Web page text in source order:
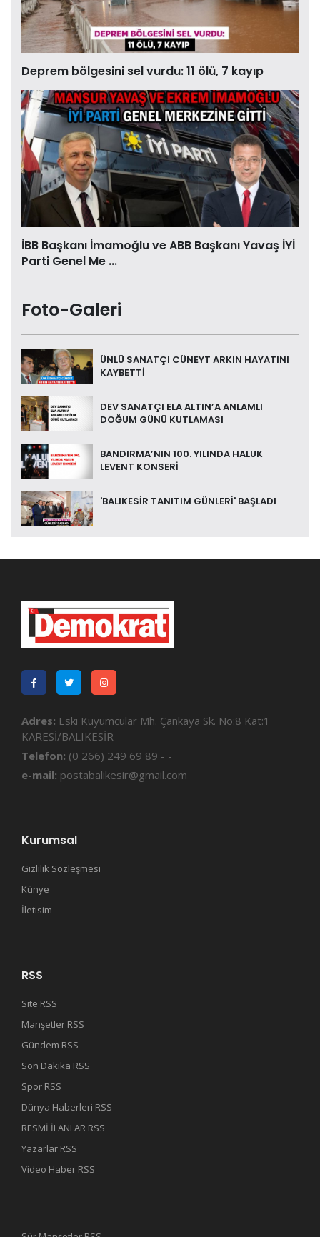
Deprem bölgesini sel vurdu: 11 ölü, 7 kayıp
İBB Başkanı İmamoğlu ve ABB Başkanı Yavaş İYİ
Parti Genel Me ...
Foto-Galeri
ÜNLÜ SANATÇI CÜNEYT ARKIN HAYATINI
KAYBETTİ
DEV SANATÇI ELA ALTIN’A ANLAMLI
DOĞUM GÜNÜ KUTLAMASI
BANDIRMA’NIN 100. YILINDA HALUK
LEVENT KONSERİ
'BALIKESİR TANITIM GÜNLERİ' BAŞLADI
Adres: Eski Kuyumcular Mh. Çankaya Sk. No:8 Kat:1
KARESİ/BALIKESİR
Telefon: (0 266) 249 69 89 - -
e-mail: postabalikesir@gmail.com
Kurumsal
Gizlilik Sözleşmesi
Künye
İletisim
RSS
Site RSS
Manşetler RSS
Gündem RSS
Son Dakika RSS
Spor RSS
Dünya Haberleri RSS
RESMİ İLANLAR RSS
Yazarlar RSS
Video Haber RSS